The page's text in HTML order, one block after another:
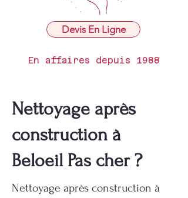
Devis En Ligne
En affaires depuis 1988
Nettoyage après
construction à
Beloeil Pas cher ?
Nettoyage après construction à